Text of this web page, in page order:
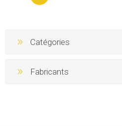
Catégories
Fabricants